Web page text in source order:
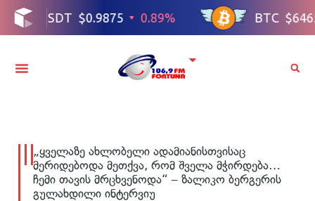
„ყველაზე ახლობელი ადამიანისთვისაც
მერიდებოდა მეთქვა, რომ შველა მჭირდება…
ჩემი თავის მრცხვენოდა“ – ზალიკო ბერგერის
გულახდილი ინტერვიუ